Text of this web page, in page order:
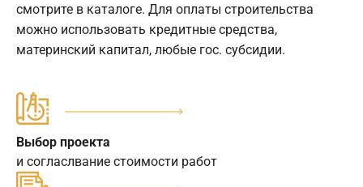
смотрите в каталоге. Для оплаты строительства
можно использовать кредитные средства,
материнский капитал, любые гос. субсидии.
Выбор проекта
и согласлвание стоимости работ